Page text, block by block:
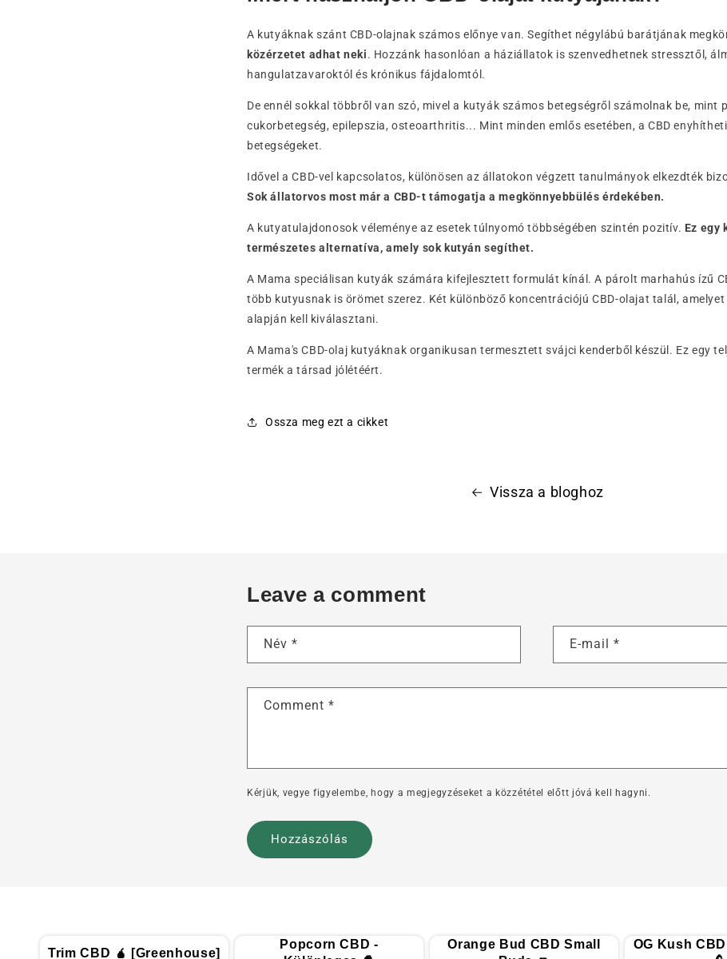
A kutyáknak szánt CBD-olajnak számos előnye van. Segíthet négylábú barátjának
közérzetet adhat neki. Hozzánk hasonlóan a háziállatok is szenvedhetnek stressztől,
hangulatzavaroktól és krónikus fájdalomtól.
De ennél sokkal többről van szó, mivel a kutyák számos betegségről számolnak be, mint
cukorbetegség, epilepszia, osteoarthritis... Mint minden emlős esetében, a CBD
betegségeket.
Idővel a CBD-vel kapcsolatos, különösen az állatokon végzett tanulmányok elkezdték
Sok állatorvos most már a CBD-t támogatja a megkönnyebbülés érdekében.
A kutyatulajdonosok véleménye az esetek túlnyomó többségében szintén pozitív. Ez egy
természetes alternatíva, amely sok kutyán segíthet.
A Mama speciálisan kutyák számára kifejlesztett formulát kínál. A párolt marhahús ízű
több kutyusnak is örömet szerez. Két különböző koncentrációjú CBD-olajat talál,
alapján kell kiválasztani.
A Mama's CBD-olaj kutyáknak organikusan termesztett svájci kenderből készül. Ez egy
termék a társad jólétéért.
Ossza meg ezt a cikket
Vissza a bloghoz
Leave a comment
Név * E-mail *
Comment *
Kérjük, vegye figyelembe, hogy a megjegyzéseket a közzététel előtt jóvá kell hagyni.
Trim CBD 🧉 [Greenhouse]
Popcorn CBD -
Orange Bud CBD Small
OG Kush